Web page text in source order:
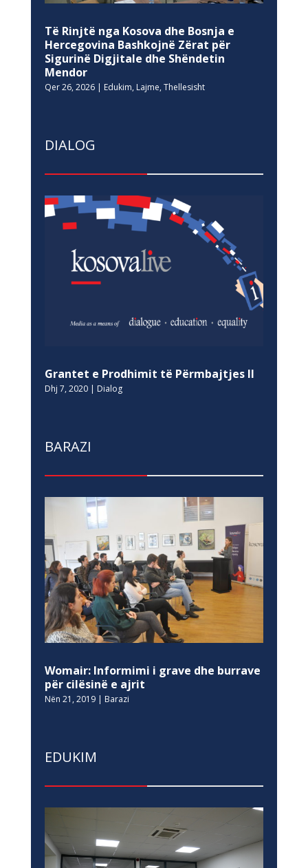
Të Rinjtë nga Kosova dhe Bosnja e
Hercegovina Bashkojnë Zërat për
Sigurinë Digjitale dhe Shëndetin
Mendor
Qer 26, 2026| Edukim, Lajme, Thellesisht
DIALOG
Grantet e Prodhimit të Përmbajtjes II
Dhj 7, 2020| Dialog
BARAZI
Womair: Informimi i grave dhe burrave
për cilësinë e ajrit
Nën 21, 2019| Barazi
EDUKIM